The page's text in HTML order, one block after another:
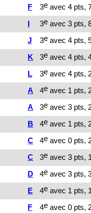
F 3e avec 4 pts,
I 3e avec 3 pts,
J 3e avec 4 pts,
K 3e avec 4 pts,
L 3e avec 4 pts,
A 4e avec 1 pts,
A 3e avec 3 pts,
B 4e avec 1 pts,
C 4e avec 0 pts,
C 3e avec 3 pts,
D 4e avec 3 pts,
E 4e avec 1 pts,
F 4e avec 0 pts,